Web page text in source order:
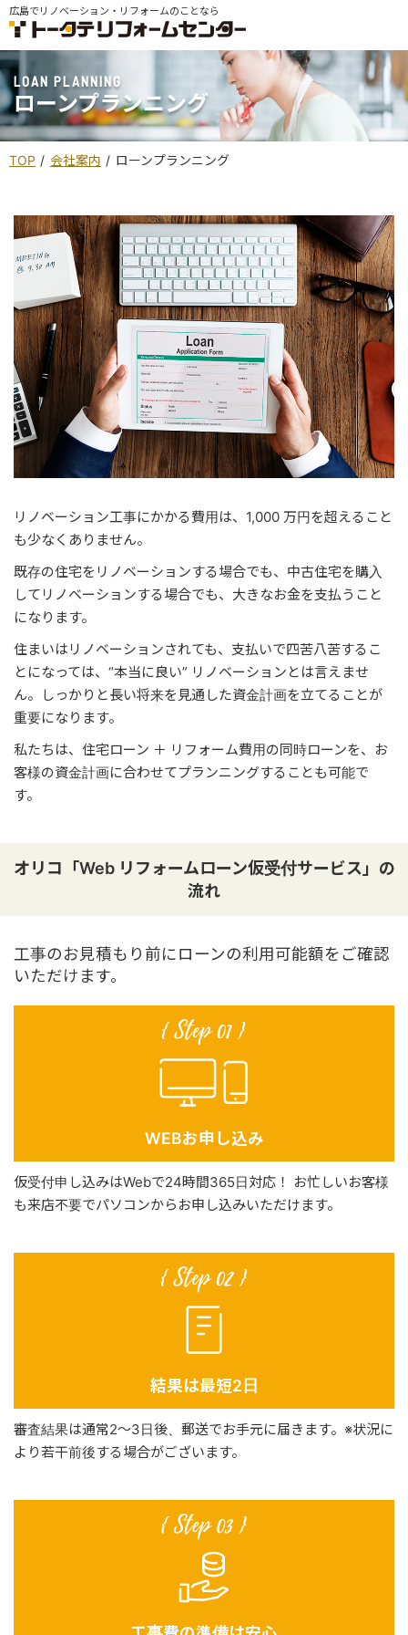
広島でリノベーション・リフォームのことなら
LOAN PLANNING
ローンプランニング
TOP 会社案内 ローンプランニング
リノベーション工事にかかる費用は、1,000 万円を超えること
も少なくありません。
既存の住宅をリノベーションする場合でも、中古住宅を購入
してリノベーションする場合でも、大きなお金を支払うこと
になります。
住まいはリノベーションされても、支払いで四苦八苦するこ
とになっては、“本当に良い” リノベーションとは言えませ
ん。しっかりと長い将来を見通した資金計画を立てることが
重要になります。
私たちは、住宅ローン ＋ リフォーム費用の同時ローンを、お
客様の資金計画に合わせてプランニングすることも可能で
す。
オリコ「Web リフォームローン仮受付サービス」の
流れ
工事のお見積もり前にローンの利用可能額をご確認
いただけます。
WEBお申し込み
仮受付申し込みはWebで24時間365日対応！
お忙しいお客様
も来店不要でパソコンからお申し込みいただけます。
結果は最短2日
審査結果は通常2～3日後、郵送でお手元に届きます。※状況に
より若干前後する場合がございます。